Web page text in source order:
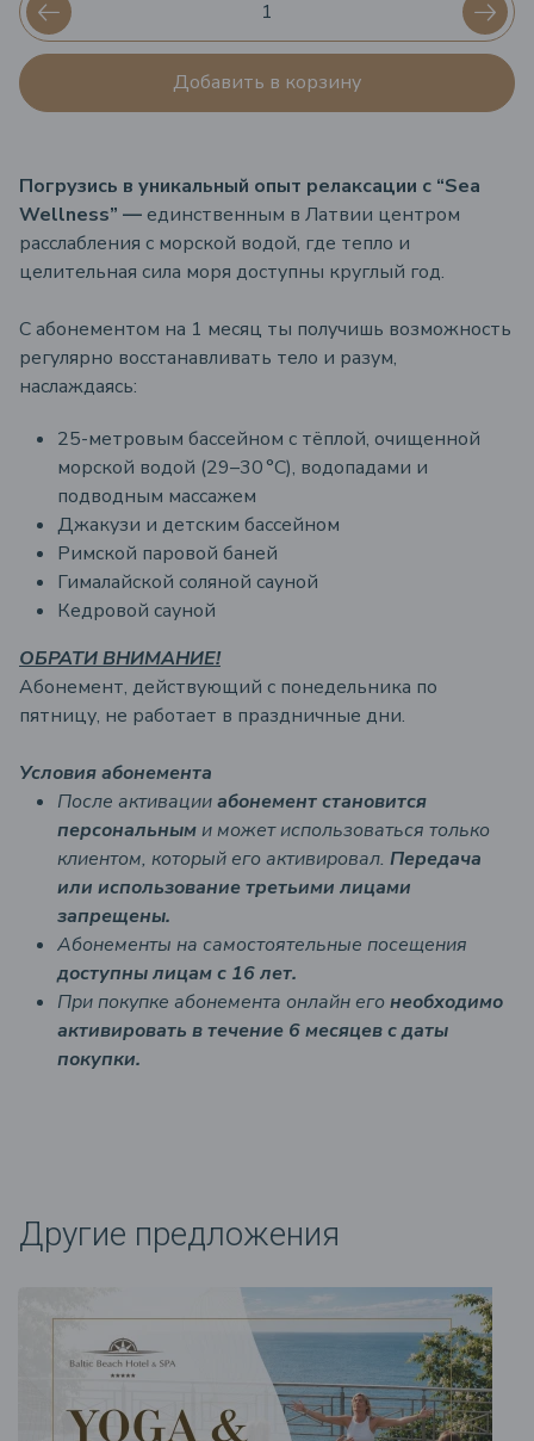
Добавить в корзину
Погрузись в уникальный опыт релаксации с “Sea
Wellness” — единственным в Латвии центром
расслабления с морской водой, где тепло и
целительная сила моря доступны круглый год.
С абонементом на 1 месяц ты получишь возможность
регулярно восстанавливать тело и разум,
наслаждаясь:
25-метровым бассейном с тёплой, очищенной
морской водой (29–30 °C), водопадами и
подводным массажем
Джакузи и детским бассейном
Римской паровой баней
Гималайской соляной сауной
Кедровой сауной
ОБРАТИ ВНИМАНИЕ!
Абонемент, действующий с понедельника по
пятницу, не работает в праздничные дни.
Условия абонемента
После активацииабонемент становится
персональными может использоваться только
клиентом, который его активировал. Передача
или использование третьими лицами
запрещены.
Абонементы на самостоятельные посещения
доступны лицам с 16 лет.
При покупке абонемента онлайн егонеобходимо
активировать в течение 6 месяцев с даты
покупки.
Другие предложения